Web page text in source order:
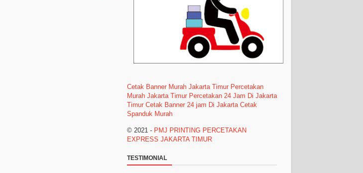
Cetak Banner Murah Jakarta Timur Percetakan
Murah Jakarta Timur Percetakan 24 Jam Di Jakarta
Timur Cetak Banner 24 jam Di Jakarta Cetak
Spanduk Murah
© 2021 - PMJ PRINTING PERCETAKAN
EXPRESS JAKARTA TIMUR
TESTIMONIAL